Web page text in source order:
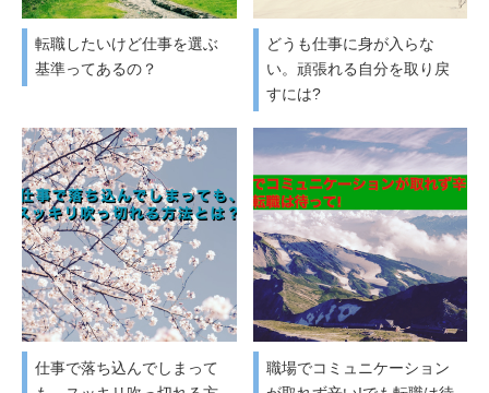
転職したいけど仕事を選ぶ
基準ってあるの？
どうも仕事に身が入らな
い。頑張れる自分を取り戻
すには?
仕事で落ち込んでしまって
職場でコミュニケーション